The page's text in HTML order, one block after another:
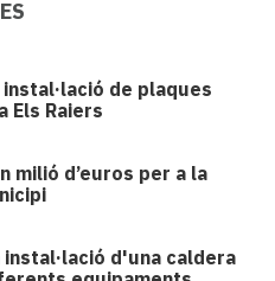
de plaques
Els Raiers
milió d’euros per a la
instal·lació d'una caldera